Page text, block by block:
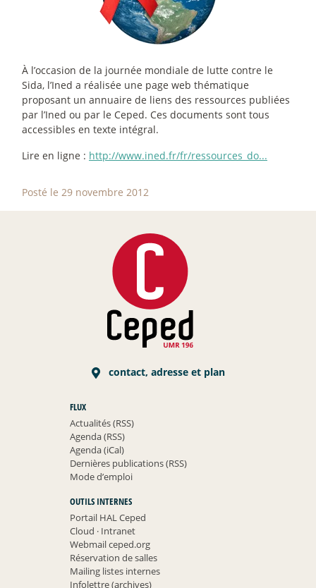
À l’occasion de la journée mondiale de lutte contre le
Sida, l’Ined a réalisée une page web thématique
proposant un annuaire de liens des ressources publiées
par l’Ined ou par le Ceped. Ces documents sont tous
accessibles en texte intégral.
Lire en ligne : http://www.ined.fr/fr/ressources_do...
Posté le 29 novembre 2012
contact, adresse et plan
FLUX
Actualités (RSS)
Agenda (RSS)
Agenda (iCal)
Dernières publications (RSS)
Mode d’emploi
OUTILS INTERNES
Portail HAL Ceped
Cloud ·Intranet
Webmail ceped.org
Réservation de salles
Mailing listes internes
Infolettre (archives)